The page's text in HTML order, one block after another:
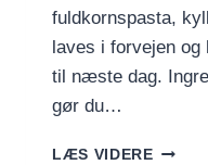
fuldkornspasta,
laves i forvejen
til næste dag.
gør du…
LÆS VIDEREKOLD